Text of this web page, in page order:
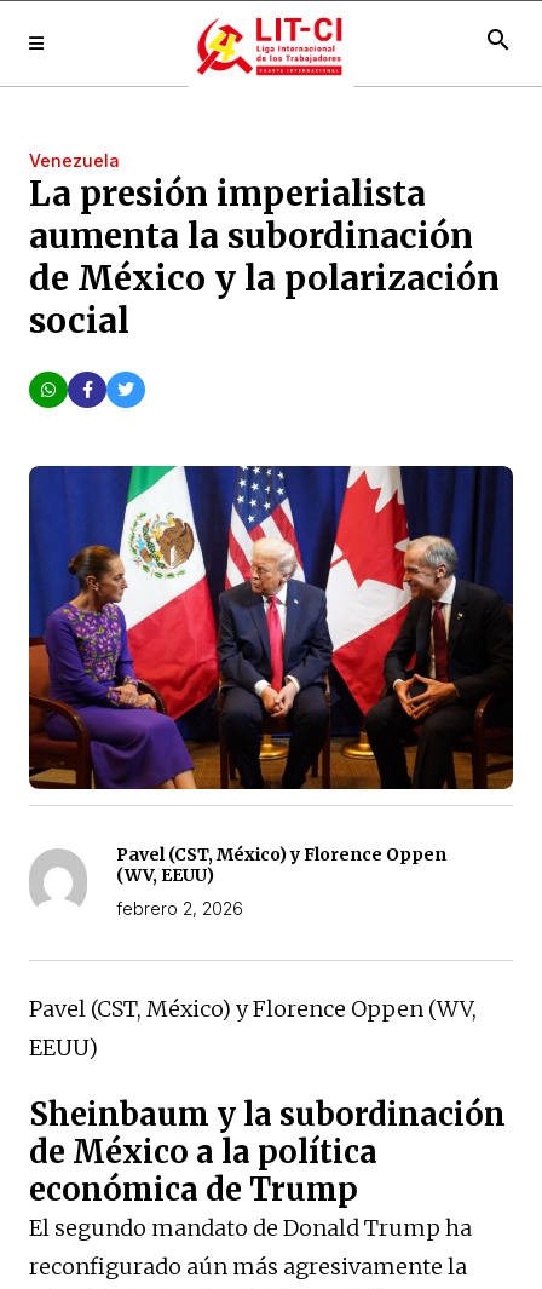
search
Venezuela
La presión imperialista
aumenta la subordinación
de México y la polarización
social
Pavel (CST, México) y Florence Oppen
(WV, EEUU)
febrero 2, 2026
Pavel (CST, México) y Florence Oppen (WV,
EEUU)
Sheinbaum y la subordinación
de México a la política
económica de Trump
El segundo mandato de Donald Trump ha
reconfigurado aún más agresivamente la